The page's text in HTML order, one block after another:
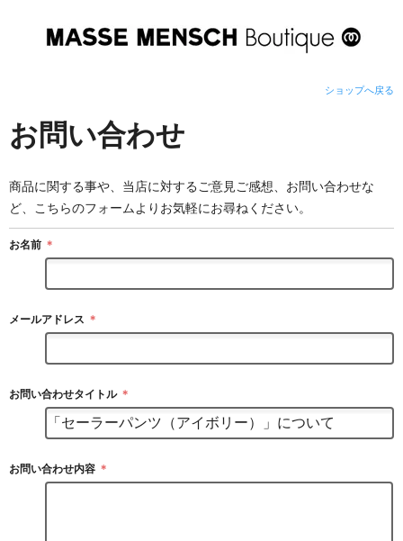
ショップへ戻る
お問い合わせ
商品に関する事や、当店に対するご意見ご感想、お問い合わせな
ど、こちらのフォームよりお気軽にお尋ねください。
お名前 ＊
メールアドレス ＊
お問い合わせタイトル ＊
お問い合わせ内容 ＊